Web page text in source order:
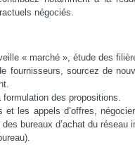
négociés.
« marché », étude des
fournisseurs, sourcez de
des propositions.
les appels d’offres,
bureaux d’achat du réseau